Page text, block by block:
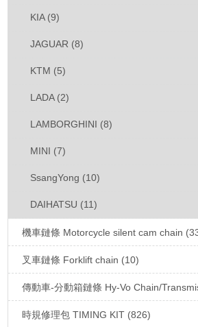
KIA (9)
JAGUAR (8)
KTM (5)
LADA (2)
LAMBORGHINI (8)
MINI (7)
SsangYong (10)
DAIHATSU (11)
機車鏈條 Motorcycle silent cam chain
叉車鏈條 Forklift chain (10)
傳動車-分動箱鏈條 Hy-Vo Chain/
時規修理包 TIMING KIT (826)